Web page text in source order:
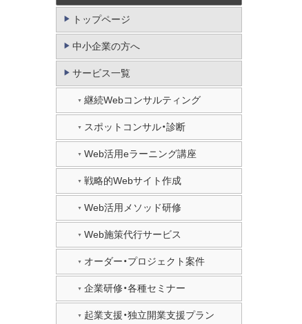
トップページ
中小企業の方へ
サービス一覧
継続Webコンサルティング
スポットコンサル・診断
Web活用eラーニング講座
戦略的Webサイト作成
Web活用メソッド研修
Web施策代行サービス
オーダー・プロジェクト案件
企業研修・各種セミナー
起業支援・独立開業支援プラン